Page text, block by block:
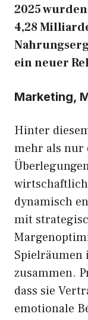
2025
4,28
ein neuer
Marketing,
Hinter
mehr als nur
dynamisch
mit
zusammen.
dass sie
emotionale